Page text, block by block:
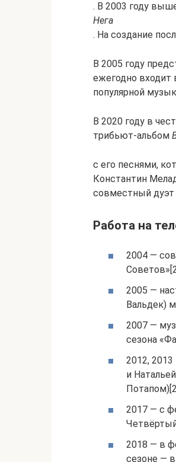
. В 2003 году
Нега
. На создание
В 2005 году
ежегодно входит
популярной
В 2020 году в
трибьют-альбом
с его песнями,
Константин
совместный дуэт
Работа на
2004 —
2005 —
Вальдек)
2007 —
сезона
2012,
и
2017 — с
2018 — в
сезоне —